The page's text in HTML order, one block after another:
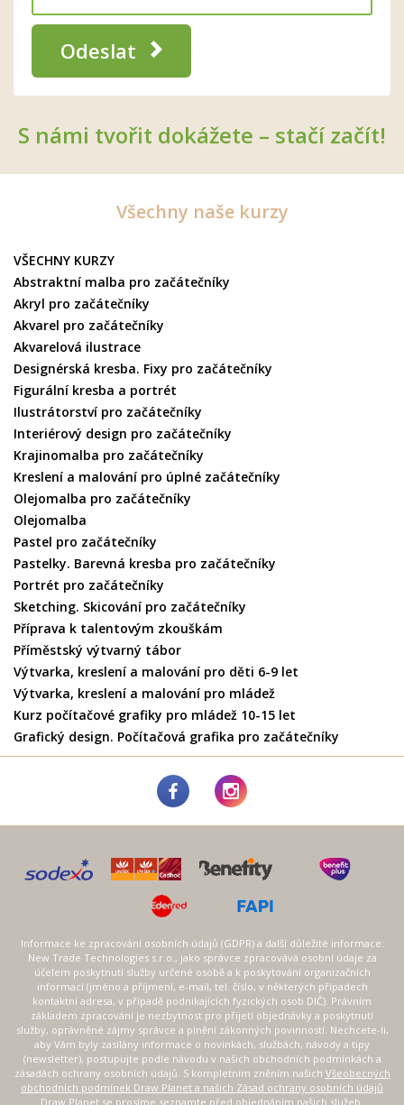
Odeslat
S námi tvořit dokážete – stačí začít!
Všechny naše kurzy
VŠECHNY KURZY
Abstraktní malba pro začátečníky
Akryl pro začátečníky
Akvarel pro začátečníky
Akvarelová ilustrace
Designérská kresba. Fixy pro začátečníky
Figurální kresba a portrét
Ilustrátorství pro začátečníky
Interiérový design pro začátečníky
Krajinomalba pro začátečníky
Kreslení a malování pro úplné začátečníky
Olejomalba pro začátečníky
Olejomalba
Pastel pro začátečníky
Pastelky. Barevná kresba pro začátečníky
Portrét pro začátečníky
Sketching. Skicování pro začátečníky
Příprava k talentovým zkouškám
Příměstský výtvarný tábor
Výtvarka, kreslení a malování pro děti 6-9 let
Výtvarka, kreslení a malování pro mládež
Kurz počítačové grafiky pro mládež 10-15 let
Grafický design. Počítačová grafika pro začátečníky
Informace ke zpracování osobních údajů (GDPR) a další důležité informace:
New Trade Technologies s.r.o., jako správce zpracovává osobní údaje za
účelem poskytnutí služby určené osobě a k poskytování organizačních
informací (jméno a příjmení, e-mail, tel. číslo, v některých případech
kontaktní adresa, v případě podnikajících fyzických osob DIČ). Právním
základem zpracování je nezbytnost pro přijetí objednávky a poskytnutí
služby, oprávněné zájmy správce a plnění zákonných povinností. Nechcete-li,
aby Vám byly zasílány informace o novinkách, službách, návody a tipy
(newsletter), postupujte podle návodu v našich obchodních podmínkách a
zásadách ochrany osobních údajů. S kompletním zněním našich Všeobecných
obchodních podmínek Draw Planet a našich Zásad ochrany osobních údajů
Draw Planet se prosíme seznamte před objednáním našich služeb.